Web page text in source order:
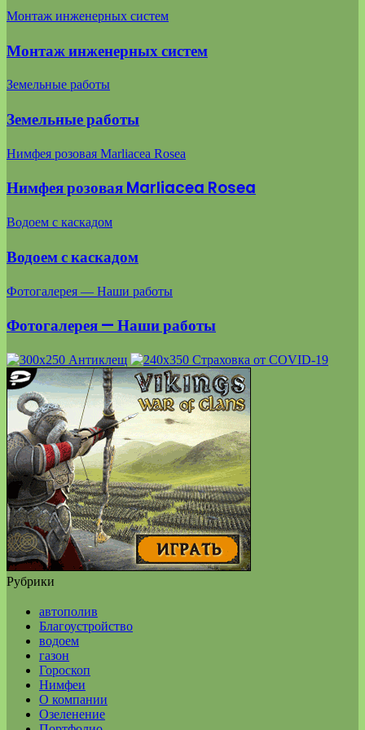
Монтаж инженерных систем
Монтаж инженерных систем
Земельные работы
Земельные работы
Нимфея розовая Marliacea Rosea
Нимфея розовая Marliacea Rosea
Водоем с каскадом
Водоем с каскадом
Фотогалерея — Наши работы
Фотогалерея — Наши работы
Рубрики
автополив
Благоустройство
водоем
газон
Гороскоп
Нимфеи
О компании
Озеленение